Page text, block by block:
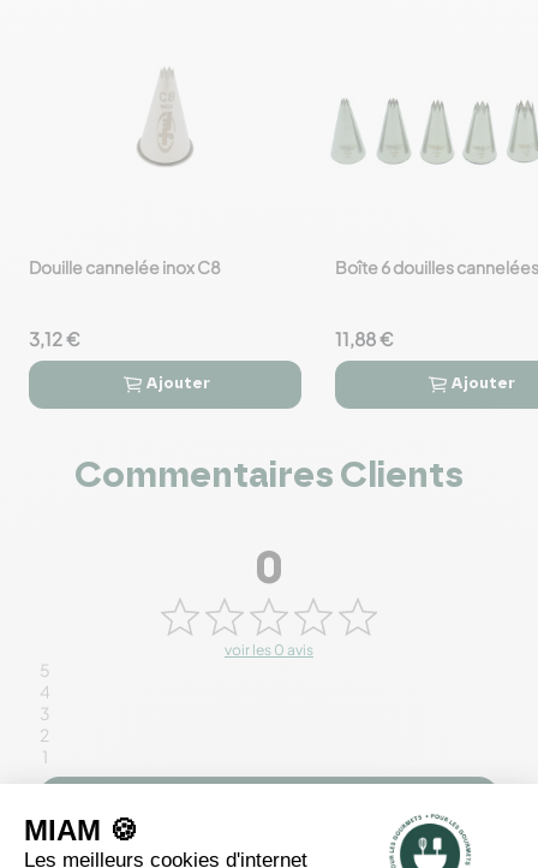
favorite_border
Douille cannelée inox C8
3,12 €
 
Ajouter
favorite_border
Boîte 6 douilles
11,88 €
 
Ajouter
Commentaires Clients
0
voir les 0 avis
5
4
3
2
1